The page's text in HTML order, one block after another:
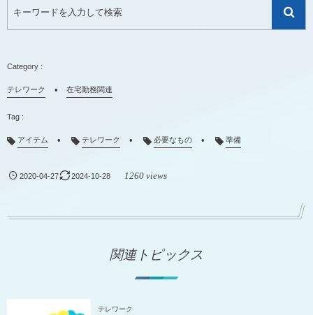
テレワーク 在宅勤務関連
アイテム テレワーク 必要なもの 準備
2020-04-27 2024-10-28 1260 views
関連トピックス
テレワーク